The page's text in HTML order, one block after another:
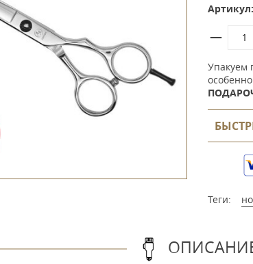
Артикул:
Упакуем
Теги: